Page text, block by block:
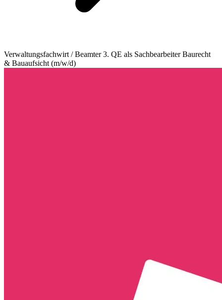
Verwaltungsfachwirt / Beamter 3. QE als Sachbearbeiter Baurecht
& Bauaufsicht (m/w/d)